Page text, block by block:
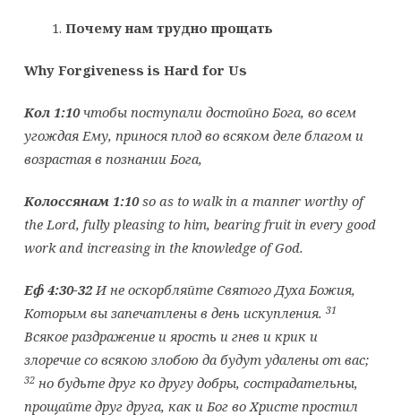
Почему нам трудно прощать
Why Forgiveness is Hard for Us
Кол 1:10чтобы поступали достойно Бога, во всем
угождая Ему, принося плод во всяком деле благом и
возрастая в познании Бога,
Колоссянам 1:10so as to walk in a manner worthy of
the Lord, fully pleasing to him, bearing fruit in every good
work and increasing in the knowledge of God.
Еф 4:30-32И не оскорбляйте Святого Духа Божия,
Которым вы запечатлены в день искупления. 31
Всякое раздражение и ярость и гнев и крик и
злоречие со всякою злобою да будут удалены от вас;
32но будьте друг ко другу добры, сострадательны,
прощайте друг друга, как и Бог во Христе простил